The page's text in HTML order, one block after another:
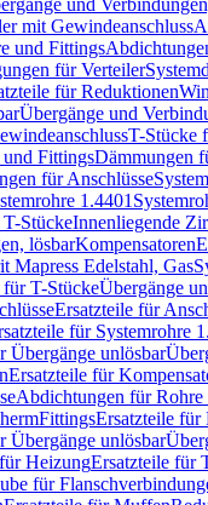
und
mit Gewindeanschluss
und Fittings
für Verteiler
für Reduktionen
Übergänge und
T-Stücke
FittingsDämmungen
für Anschlüsse
1.4401
StückeInnenliegende
lösbarKompensatoren
Mapress Edelstahl, Gas
für T-StückeÜbergänge
Ersatzteile für
für Systemrohre
Übergänge unlösbar
Ersatzteile für
Abdichtungen für
FittingsErsatzteile für
Übergänge unlösbar
HeizungErsatzteile für
für